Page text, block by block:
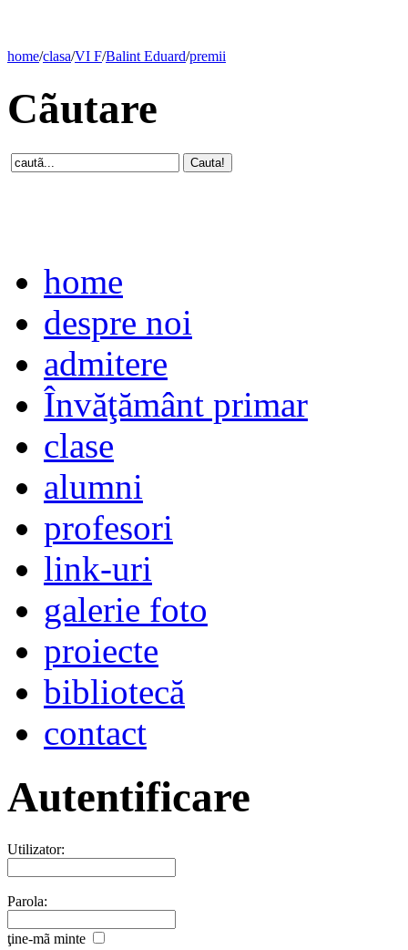
home/clasa/VI F/Balint Eduard/premii
Cãutare
home
despre noi
admitere
Învăţământ primar
clase
alumni
profesori
link-uri
galerie foto
proiecte
bibliotecă
contact
Autentificare
Utilizator:
Parola:
ţine-mã minte